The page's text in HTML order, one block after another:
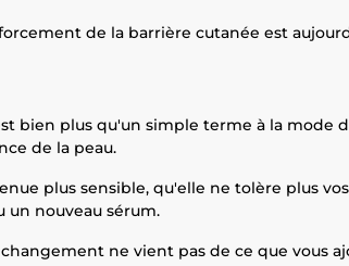
de la barrière cutanée est
bien plus qu'un simple terme à la mode
de la peau.
plus sensible, qu'elle ne tolère plus
un nouveau sérum.
ne vient pas de ce que vous